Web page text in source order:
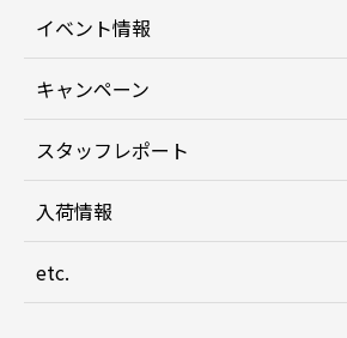
イベント情報
キャンペーン
スタッフレポート
入荷情報
etc.